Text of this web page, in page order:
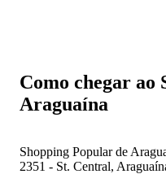
Como chegar ao
Araguaína
Shopping Popular de
2351 - St. Central,